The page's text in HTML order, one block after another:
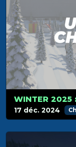
WINTER 2025
17 déc. 2024